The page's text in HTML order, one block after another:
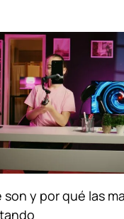
son y por qué las